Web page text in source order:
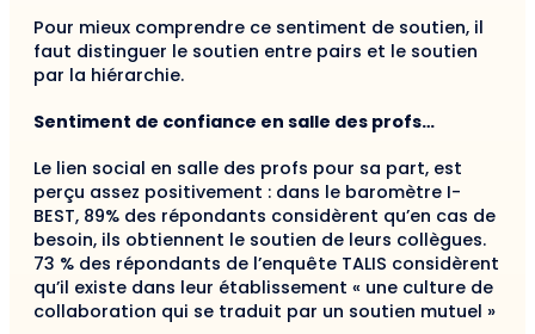
Pour mieux comprendre ce sentiment de soutien, il
faut distinguer le soutien entre pairs et le soutien
par la hiérarchie.
Sentiment de confiance en salle des profs…
Le lien social en salle des profs pour sa part, est
perçu assez positivement : dans le baromètre I-
BEST, 89% des répondants considèrent qu’en cas de
besoin, ils obtiennent le soutien de leurs collègues.
73 % des répondants de l’enquête TALIS considèrent
qu’il existe dans leur établissement « une culture de
collaboration qui se traduit par un soutien mutuel »